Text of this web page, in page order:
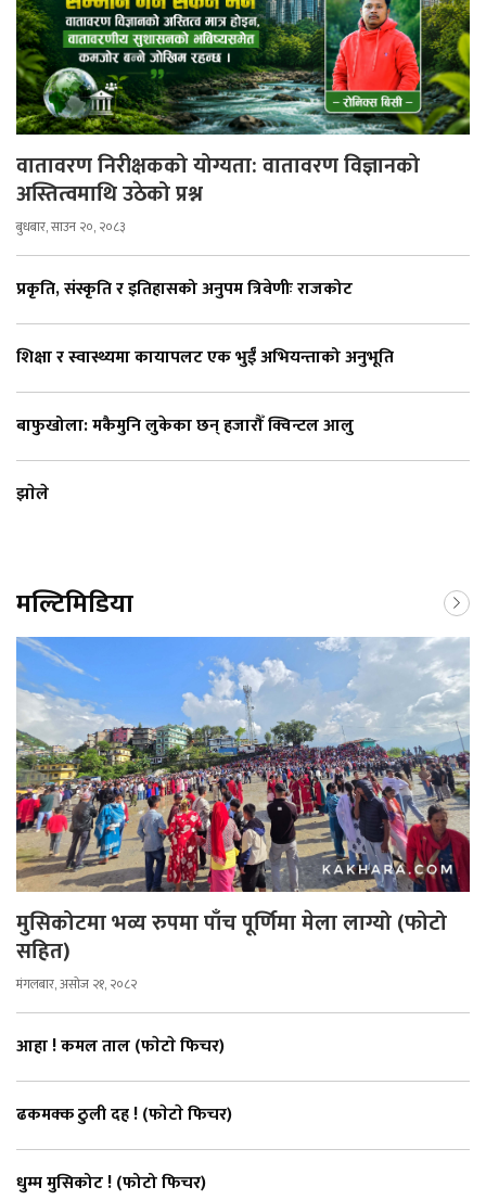
वातावरण निरीक्षकको योग्यता: वातावरण विज्ञानको
अस्तित्वमाथि उठेको प्रश्न
बुधबार, साउन २०, २०८३
प्रकृति, संस्कृति र इतिहासको अनुपम त्रिवेणीः राजकोट
शिक्षा र स्वास्थ्यमा कायापलट एक भुईँ अभियन्ताको अनुभूति
बाफुखोला: मकैमुनि लुकेका छन् हजारौँ क्विन्टल आलु
झाेले
मल्टिमिडिया
मुसिकोटमा भव्य रुपमा पाँच पूर्णिमा मेला लाग्यो (फोटो
सहित)
मंगलबार, असोज २१, २०८२
आहा ! कमल ताल (फाेटाे फिचर)
ढकमक्क ठुली दह ! (फाेटाे फिचर)
धुम्म मुसिकोट ! (फोटो फिचर)